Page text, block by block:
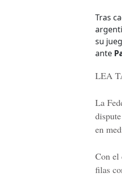
Tras
su
ante
LEA
La
en
Con el
filas